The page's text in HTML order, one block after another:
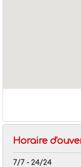
Horaire
7/7 - 24/24